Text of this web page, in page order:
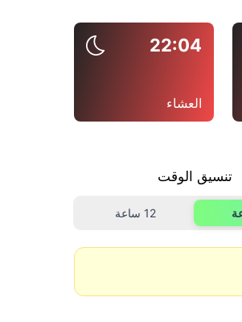
22:04
العشاء
تنسيق الوقت
12 ساعة